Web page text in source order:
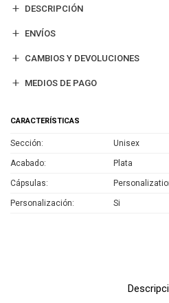
DESCRIPCIÓN
ENVÍOS
CAMBIOS Y DEVOLUCIONES
MEDIOS DE PAGO
CARACTERÍSTICAS
Sección Unisex
Acabado Plata
Cápsulas
Personalización Si